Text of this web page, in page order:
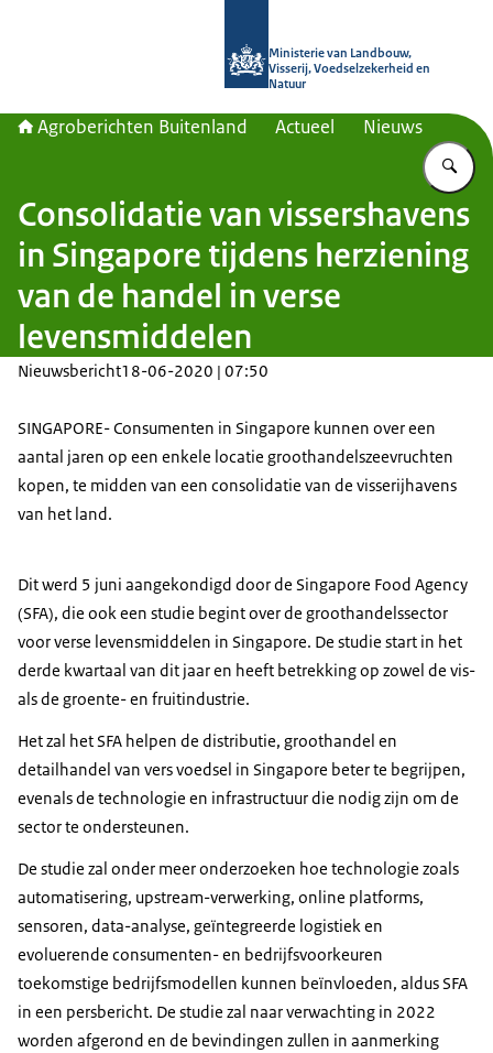
Ministerie van Landbouw,
Visserij, Voedselzekerheid en
Natuur
Agroberichten Buitenland Actueel Nieuws
Consolidatie van vissershavens
in Singapore tijdens herziening
van de handel in verse
levensmiddelen
Nieuwsbericht18-06-2020 | 07:50
SINGAPORE- Consumenten in Singapore kunnen over een
aantal jaren op een enkele locatie groothandelszeevruchten
kopen, te midden van een consolidatie van de visserijhavens
van het land.
Dit werd 5 juni aangekondigd door de Singapore Food Agency
(SFA), die ook een studie begint over de groothandelssector
voor verse levensmiddelen in Singapore. De studie start in het
derde kwartaal van dit jaar en heeft betrekking op zowel de vis-
als de groente- en fruitindustrie.
Het zal het SFA helpen de distributie, groothandel en
detailhandel van vers voedsel in Singapore beter te begrijpen,
evenals de technologie en infrastructuur die nodig zijn om de
sector te ondersteunen.
De studie zal onder meer onderzoeken hoe technologie zoals
automatisering, upstream-verwerking, online platforms,
sensoren, data-analyse, geïntegreerde logistiek en
evoluerende consumenten- en bedrijfsvoorkeuren
toekomstige bedrijfsmodellen kunnen beïnvloeden, aldus SFA
in een persbericht. De studie zal naar verwachting in 2022
worden afgerond en de bevindingen zullen in aanmerking